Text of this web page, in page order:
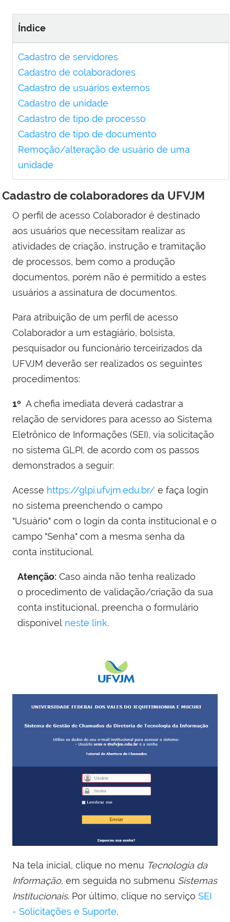
Índice
Cadastro de servidores
Cadastro de colaboradores
Cadastro de usuários externos
Cadastro de unidade
Cadastro de tipo de processo
Cadastro de tipo de documento
Remoção/alteração de usuário de uma
unidade
Cadastro de colaboradores da UFVJM
O perfil de acesso Colaborador é destinado
aos usuários que necessitam realizar as
atividades de criação, instrução e tramitação
de processos, bem como a produção
documentos, porém não é permitido a estes
usuários a assinatura de documentos.
Para atribuição de um perfil de acesso
Colaborador a um estagiário, bolsista,
pesquisador ou funcionário terceirizados da
UFVJM deverão ser realizados os seguintes
procedimentos:
1º A chefia imediata deverá cadastrar a
relação de servidores para acesso ao Sistema
Eletrônico de Informações (SEI), via solicitação
no sistema GLPI, de acordo com os passos
demonstrados a seguir:
Acesse https://glpi.ufvjm.edu.br/ e faça login
no sistema preenchendo o campo
"Usuário" com o login da conta institucional e o
campo "Senha" com a mesma senha da
conta institucional.
Atenção: Caso ainda não tenha realizado
o procedimento de validação/criação da sua
conta institucional, preencha o formulário
disponível neste link.
Na tela inicial, clique no menu Tecnologia da
Informação, em seguida no submenu Sistemas
Institucionais. Por último, clique no serviço SEI
- Solicitações e Suporte.